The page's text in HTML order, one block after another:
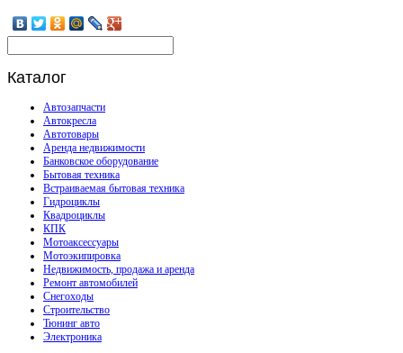
Каталог
Автозапчасти
Автокресла
Автотовары
Аренда недвижимости
Банковское оборудование
Бытовая техника
Встраиваемая бытовая техника
Гидроциклы
Квадроциклы
КПК
Мотоаксессуары
Мотоэкипировка
Недвижимость, продажа и аренда
Ремонт автомобилей
Снегоходы
Строительство
Тюнинг авто
Электроника